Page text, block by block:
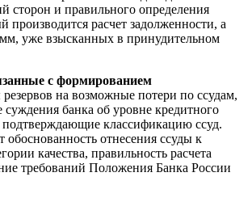
сторон и правильного определения
производится расчет задолженности, а
уже взысканных в принудительном
с формированием
резервов на возможные потери по ссудам,
банка об уровне кредитного
классификацию ссуд.
обоснованность отнесения ссуды к
качества, правильность расчета
требований Положения Банка России